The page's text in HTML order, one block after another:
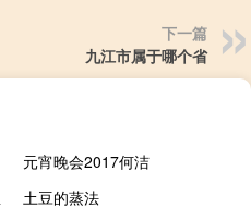
下一篇
九江市属于哪个省
元宵晚会2017何洁
土豆的蒸法